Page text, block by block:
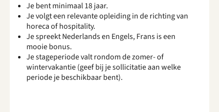
Je bent minimaal 18 jaar.
Je volgt een relevante opleiding in de richting van
horeca of hospitality.
Je spreekt Nederlands en Engels, Frans is een
mooie bonus.
Je stageperiode valt rondom de zomer- of
wintervakantie (geef bij je sollicitatie aan welke
periode je beschikbaar bent).